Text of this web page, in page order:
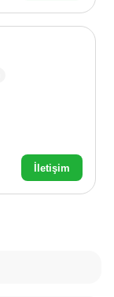
İletişim